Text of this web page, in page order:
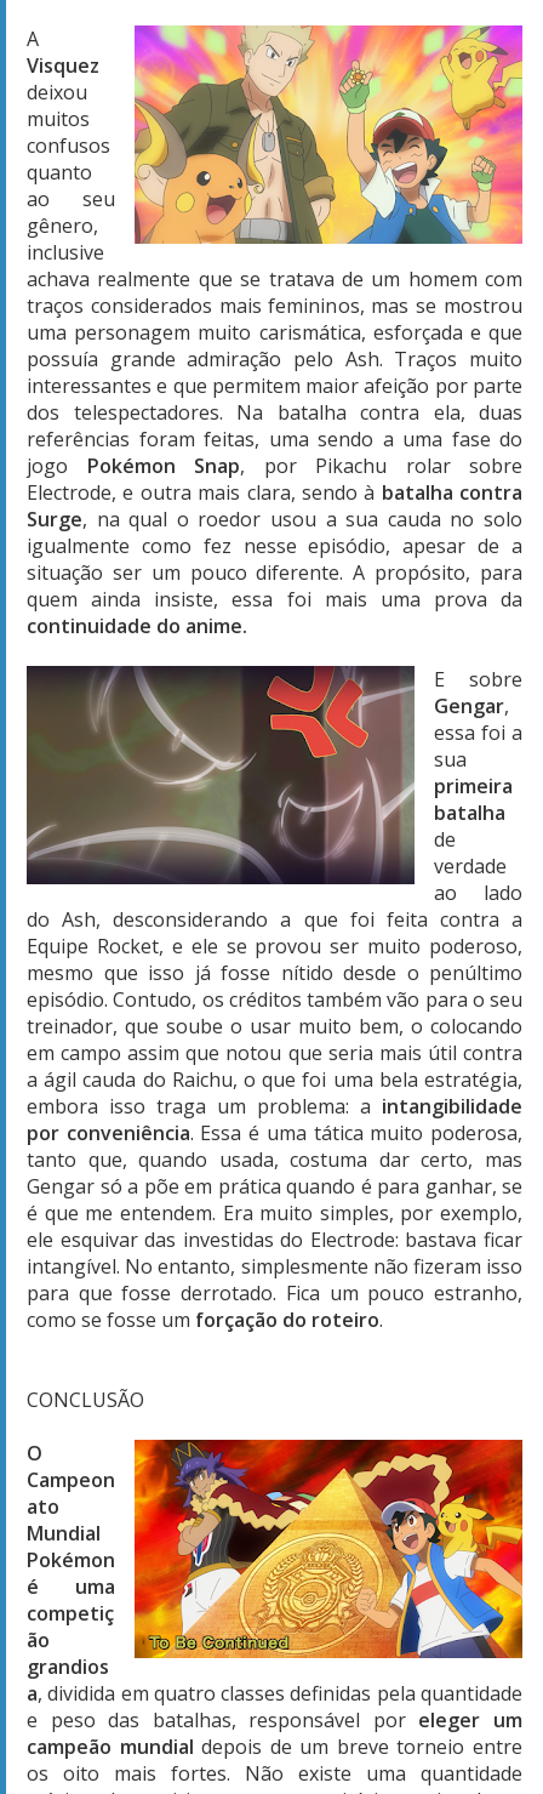
A
Visquez
deixou
muitos
confusos
quanto
ao seu
gênero,
inclusive
achava realmente que se tratava de um homem com
traços considerados mais femininos, mas se mostrou
uma personagem muito carismática, esforçada e que
possuía grande admiração pelo Ash. Traços muito
interessantes e que permitem maior afeição por parte
dos telespectadores. Na batalha contra ela, duas
referências foram feitas, uma sendo a uma fase do
jogo Pokémon Snap, por Pikachu rolar sobre
Electrode, e outra mais clara, sendo à batalha contra
Surge, na qual o roedor usou a sua cauda no solo
igualmente como fez nesse episódio, apesar de a
situação ser um pouco diferente. A propósito, para
quem ainda insiste, essa foi mais uma prova da
continuidade do anime.
E sobre
Gengar,
essa foi a
sua
primeira
batalha
de
verdade
ao lado
do Ash, desconsiderando a que foi feita contra a
Equipe Rocket, e ele se provou ser muito poderoso,
mesmo que isso já fosse nítido desde o penúltimo
episódio. Contudo, os créditos também vão para o seu
treinador, que soube o usar muito bem, o colocando
em campo assim que notou que seria mais útil contra
a ágil cauda do Raichu, o que foi uma bela estratégia,
embora isso traga um problema: a intangibilidade
por conveniência. Essa é uma tática muito poderosa,
tanto que, quando usada, costuma dar certo, mas
Gengar só a põe em prática quando é para ganhar, se
é que me entendem. Era muito simples, por exemplo,
ele esquivar das investidas do Electrode: bastava ficar
intangível. No entanto, simplesmente não fizeram isso
para que fosse derrotado. Fica um pouco estranho,
como se fosse um forçação do roteiro.
CONCLUSÃO
O
Campeon
ato
Mundial
Pokémon
é uma
competiç
ão
grandios
a, dividida em quatro classes definidas pela quantidade
e peso das batalhas, responsável por eleger um
campeão mundial depois de um breve torneio entre
os oito mais fortes. Não existe uma quantidade